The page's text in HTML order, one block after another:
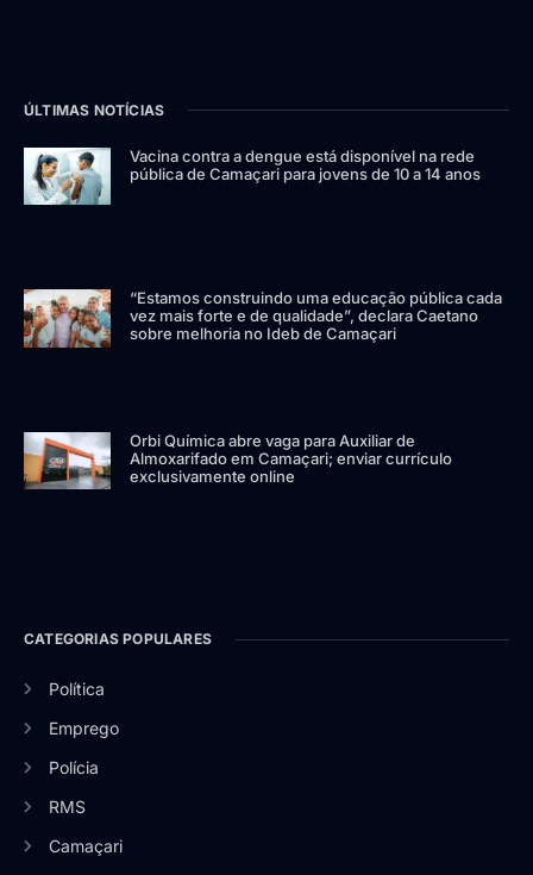
ÚLTIMAS NOTÍCIAS
Vacina contra a dengue está disponível na rede
pública de Camaçari para jovens de 10 a 14 anos
“Estamos construindo uma educação pública cada
vez mais forte e de qualidade”, declara Caetano
sobre melhoria no Ideb de Camaçari
Orbi Química abre vaga para Auxiliar de
Almoxarifado em Camaçari; enviar currículo
exclusivamente online
CATEGORIAS POPULARES
Política
Emprego
Polícia
RMS
Camaçari